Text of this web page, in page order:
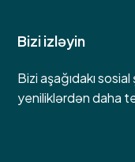
Bizi izləyin
Bizi aşağıdakı
yeniliklərdən daha